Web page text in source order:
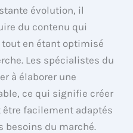
évolution, il
du contenu qui
en étant optimisé
Les spécialistes du
à élaborer une
ce qui signifie créer
facilement adaptés
besoins du marché.